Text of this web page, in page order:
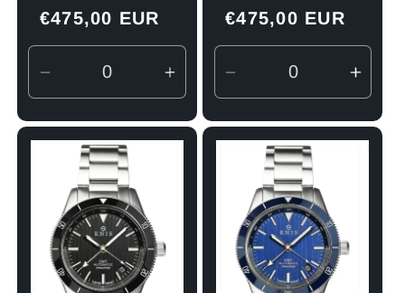
Normaler
Preis
€475,00 EUR
Verringere
die
Menge
Default
Title
Erhöhe
die
Menge
Normaler
Preis
€475,00 EUR
Verringere
die
Menge
Default
Title
die